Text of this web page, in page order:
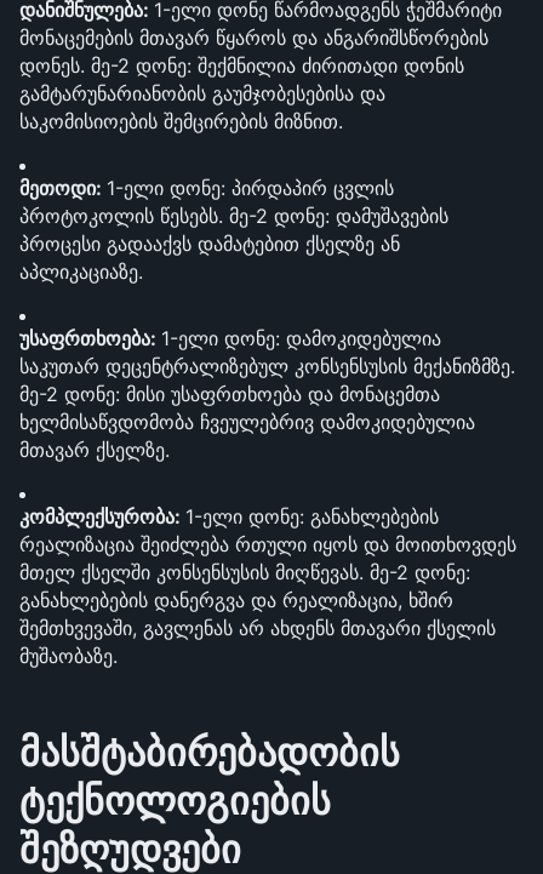
დანიშნულება: 1-ელი დონე წარმოადგენს ჭეშმარიტი
მონაცემების მთავარ წყაროს და ანგარიშსწორების
დონეს. მე-2 დონე: შექმნილია ძირითადი დონის
გამტარუნარიანობის გაუმჯობესებისა და
საკომისიოების შემცირების მიზნით.
მეთოდი: 1-ელი დონე: პირდაპირ ცვლის
პროტოკოლის წესებს. მე-2 დონე: დამუშავების
პროცესი გადააქვს დამატებით ქსელზე ან
აპლიკაციაზე.
უსაფრთხოება: 1-ელი დონე: დამოკიდებულია
საკუთარ დეცენტრალიზებულ კონსენსუსის მექანიზმზე.
მე-2 დონე: მისი უსაფრთხოება და მონაცემთა
ხელმისაწვდომობა ჩვეულებრივ დამოკიდებულია
მთავარ ქსელზე.
კომპლექსურობა: 1-ელი დონე: განახლებების
რეალიზაცია შეიძლება რთული იყოს და მოითხოვდეს
მთელ ქსელში კონსენსუსის მიღწევას. მე-2 დონე:
განახლებების დანერგვა და რეალიზაცია, ხშირ
შემთხვევაში, გავლენას არ ახდენს მთავარი ქსელის
მუშაობაზე.
მასშტაბირებადობის
ტექნოლოგიების
შეზღუდვები